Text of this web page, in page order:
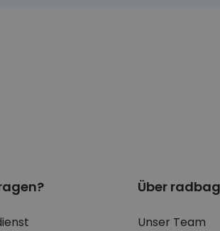
Über radbag
Unser Team